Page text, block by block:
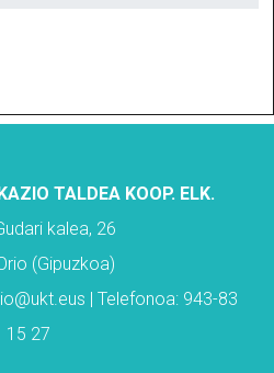
TALDEA KOOP. ELK.
kalea, 26
(Gipuzkoa)
| Telefonoa: 943-83
15 27